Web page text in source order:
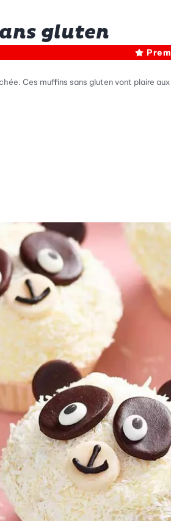
gluten
Ces muffins sans gluten vont plaire